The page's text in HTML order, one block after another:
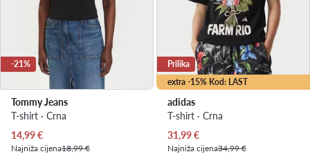
-21%
Tommy Jeans
T-shirt · Crna
Trenutna cijena
14,99€
Najniža cijena18,99 €
extra -15% Kod: LAST
Prilika
adidas
T-shirt · Crna
Trenutna cijena
31,99€
Najniža cijena34,99 €